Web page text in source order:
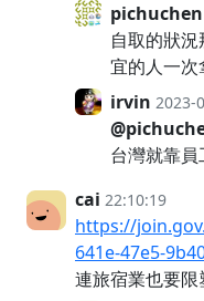
pichuchen
自取的狀
宜的人一次
irvin 2023-
台灣就靠
cai 22:10:19
https://
641e-47e5-
連旅宿業也要限